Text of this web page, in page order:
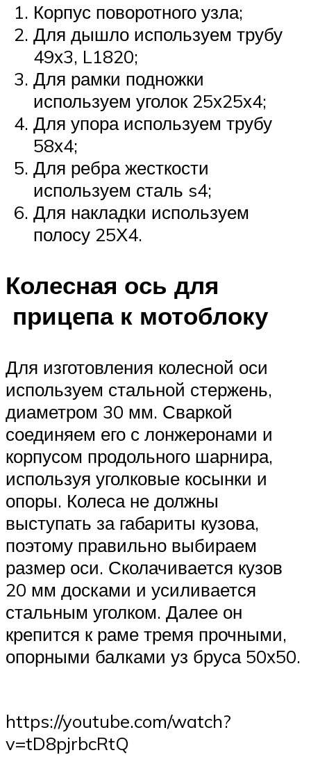
Корпус поворотного узла;
Для дышло используем трубу
49х3, L1820;
Для рамки подножки
используем уголок 25х25х4;
Для упора используем трубу
58х4;
Для ребра жесткости
используем сталь s4;
Для накладки используем
полосу 25Х4.
Колесная ось для
прицепа к мотоблоку
Для изготовления колесной оси
используем стальной стержень,
диаметром 30 мм. Сваркой
соединяем его с лонжеронами и
корпусом продольного шарнира,
используя уголковые косынки и
опоры. Колеса не должны
выступать за габариты кузова,
поэтому правильно выбираем
размер оси. Сколачивается кузов
20 мм досками и усиливается
стальным уголком. Далее он
крепится к раме тремя прочными,
опорными балками уз бруса 50х50.
https://youtube.com/watch?
v=tD8pjrbcRtQ